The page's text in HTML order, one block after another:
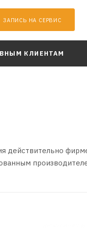
ЗАПИСЬ НА СЕРВИС
КЛИЕНТАМ